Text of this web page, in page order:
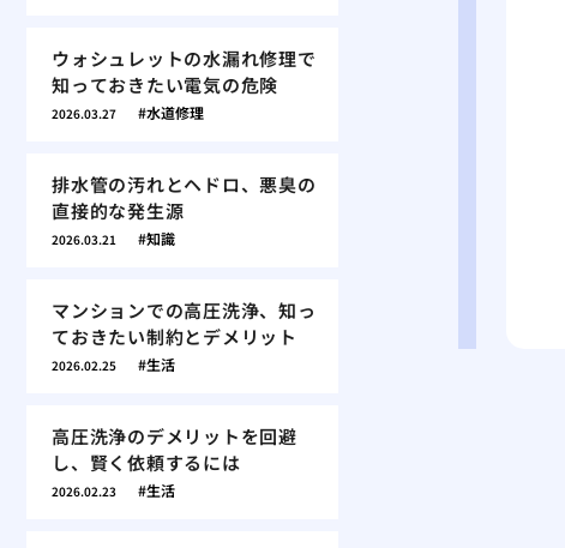
ウォシュレットの水漏れ修理で
知っておきたい電気の危険
2026.03.27 水道修理
排水管の汚れとヘドロ、悪臭の
直接的な発生源
2026.03.21 知識
マンションでの高圧洗浄、知っ
ておきたい制約とデメリット
2026.02.25 生活
高圧洗浄のデメリットを回避
し、賢く依頼するには
2026.02.23 生活